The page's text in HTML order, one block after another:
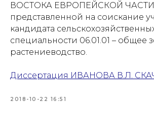
ВОСТОКА ЕВРОПЕЙСКОЙ ЧАСТИ
представленной на соискание
кандидата
специальности 06.01.01 – общее
растениеводство.
Диссертация ИВАНОВА В.Л.
2018-10-22 16:51